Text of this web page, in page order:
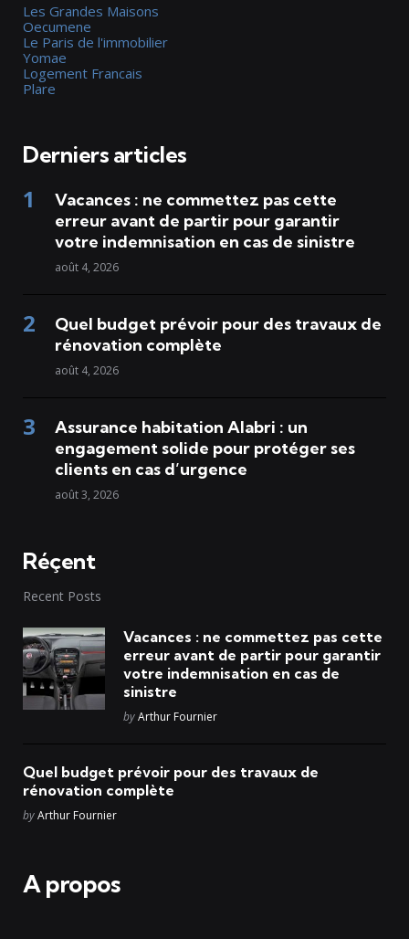
Les Grandes Maisons
Oecumene
Le Paris de l'immobilier
Yomae
Logement Francais
Plare
Derniers articles
Vacances : ne commettez pas cette
erreur avant de partir pour garantir
votre indemnisation en cas de sinistre
août 4, 2026
Quel budget prévoir pour des travaux de
rénovation complète
août 4, 2026
Assurance habitation Alabri : un
engagement solide pour protéger ses
clients en cas d’urgence
août 3, 2026
Réçent
Recent Posts
Vacances : ne commettez pas cette
erreur avant de partir pour garantir
votre indemnisation en cas de
sinistre
Posted
byArthur Fournier
Quel budget prévoir pour des travaux de
rénovation complète
Posted
byArthur Fournier
A propos